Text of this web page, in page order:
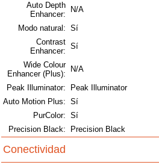
Auto Depth
Enhancer:
N/A
Modo natural: Sí
Contrast
Enhancer:
Sí
Wide Colour
Enhancer (Plus):
N/A
Peak Illuminator:
Peak Illuminator
Auto Motion Plus: Sí
PurColor: Sí
Precision Black:
Precision Black
Conectividad